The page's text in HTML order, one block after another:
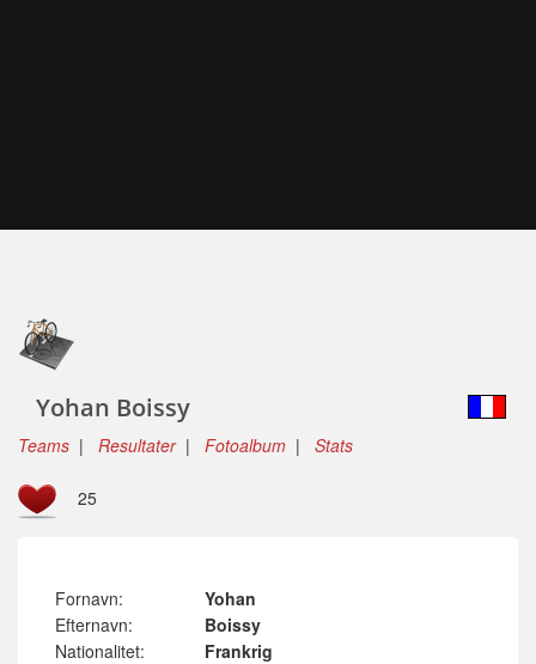
Yohan Boissy
Teams | Resultater| Fotoalbum | Stats
25
Fornavn:
Yohan
Efternavn:
Boissy
Nationalitet:
Frankrig